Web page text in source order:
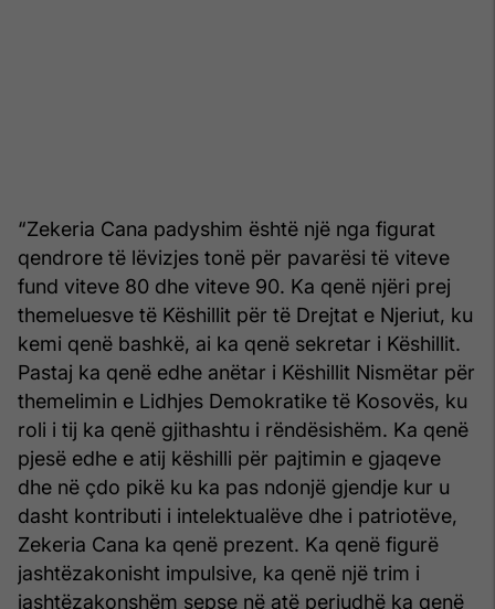
“Zekeria Cana padyshim është një nga figurat
qendrore të lëvizjes tonë për pavarësi të viteve
fund viteve 80 dhe viteve 90. Ka qenë njëri prej
themeluesve të Këshillit për të Drejtat e Njeriut, ku
kemi qenë bashkë, ai ka qenë sekretar i Këshillit.
Pastaj ka qenë edhe anëtar i Këshillit Nismëtar për
themelimin e Lidhjes Demokratike të Kosovës, ku
roli i tij ka qenë gjithashtu i rëndësishëm. Ka qenë
pjesë edhe e atij këshilli për pajtimin e gjaqeve
dhe në çdo pikë ku ka pas ndonjë gjendje kur u
dasht kontributi i intelektualëve dhe i patriotëve,
Zekeria Cana ka qenë prezent. Ka qenë figurë
jashtëzakonisht impulsive, ka qenë një trim i
jashtëzakonshëm sepse në atë periudhë ka qenë